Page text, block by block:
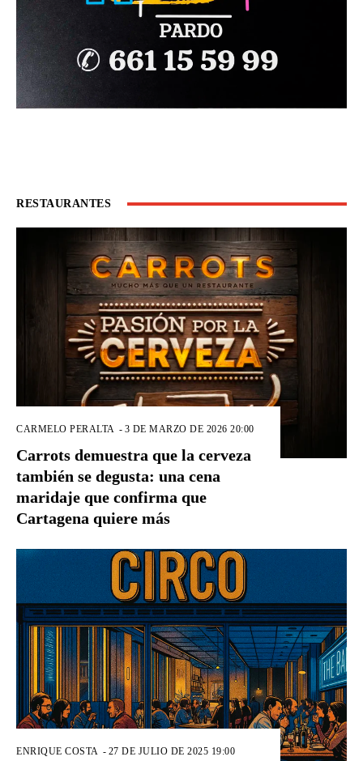
RESTAURANTES
CARMELO PERALTA - 3 DE MARZO DE 2026 20:00
Carrots demuestra que la cerveza
también se degusta: una cena
maridaje que confirma que
Cartagena quiere más
ENRIQUE COSTA - 27 DE JULIO DE 2025 19:00